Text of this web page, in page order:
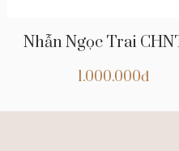
Nhẫn Ngọc Trai
1.000.000đ